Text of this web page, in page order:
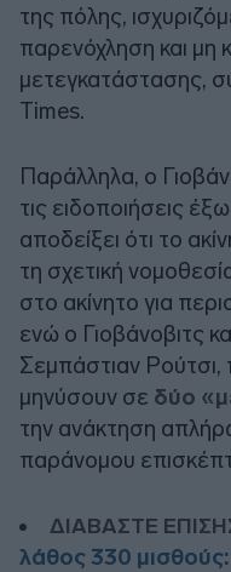
της πόλης,
παρενόχληση και μη
μετεγκατάστασης,
Times.
Παράλληλα, ο
τις ειδοποιήσεις
αποδείξει ότι το
τη σχετική
στο ακίνητο για
ενώ ο Γιοβάνοβιτς
Σεμπάστιαν
μηνύσουν σε δύο
την ανάκτηση
παράνομου
ΔΙΑΒΑΣΤΕ
λάθος 330